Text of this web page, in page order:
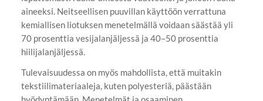
aineeksi. Neitseellisen puuvillan käyttöön verrattuna
kemiallisen liotuksen menetelmällä voidaan säästää yli
70 prosenttia vesijalanjäljessä ja 40–50 prosenttia
hiilijalanjäljessä.
Tulevaisuudessa on myös mahdollista, että muitakin
tekstiilimateriaaleja, kuten polyesteriä, päästään